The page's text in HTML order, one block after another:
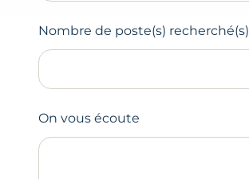
Nombre de poste(s) recherché(s)
On vous écoute